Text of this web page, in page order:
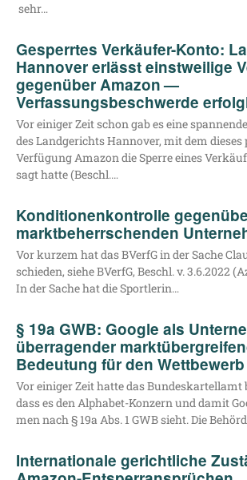
sehr…
Gesperrtes Verkäufer-Konto:
Hannover erlässt einstweilige
gegenüber Amazon —
Verfassungsbeschwerde
Vor eini­ger Zeit schon gab es eine
des Land­ge­richts Han­no­ver, mit dem
Ver­fü­gung Ama­zon die Sper­re eines
sagt hat­te (Beschl.…
Konditionenkontrolle
marktbeherrschenden
Vor kur­zem hat das BVerfG in der Sache
schie­den, sie­he BVerfG, Beschl. v. 3.6.2022
In der Sache hat die Sportlerin…
§ 19a GWB: Google als
überragender
Bedeutung für den
Vor eini­ger Zeit hat­te das Bun­des­kar­tell­amt
dass es den Alpha­­bet-Kon­­­zern und damit
men nach § 19a Abs. 1 GWB sieht. Die
Internationale gerichtliche